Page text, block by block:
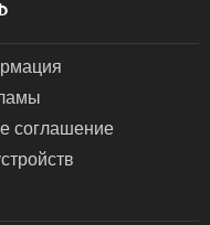
соглашение